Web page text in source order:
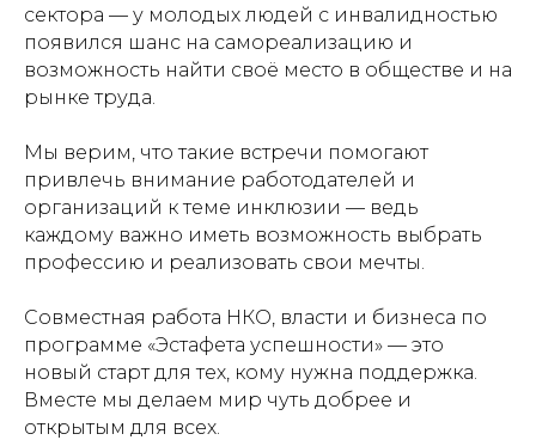
сектора — у молодых людей с инвалидностью
появился шанс на самореализацию и
возможность найти своё место в обществе и на
рынке труда.
Мы верим, что такие встречи помогают
привлечь внимание работодателей и
организаций к теме инклюзии — ведь
каждому важно иметь возможность выбрать
профессию и реализовать свои мечты.
Совместная работа НКО, власти и бизнеса по
программе «Эстафета успешности» — это
новый старт для тех, кому нужна поддержка.
Вместе мы делаем мир чуть добрее и
открытым для всех.